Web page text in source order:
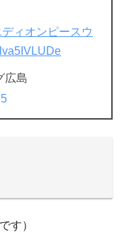
ィオンピースウ
広島
す）